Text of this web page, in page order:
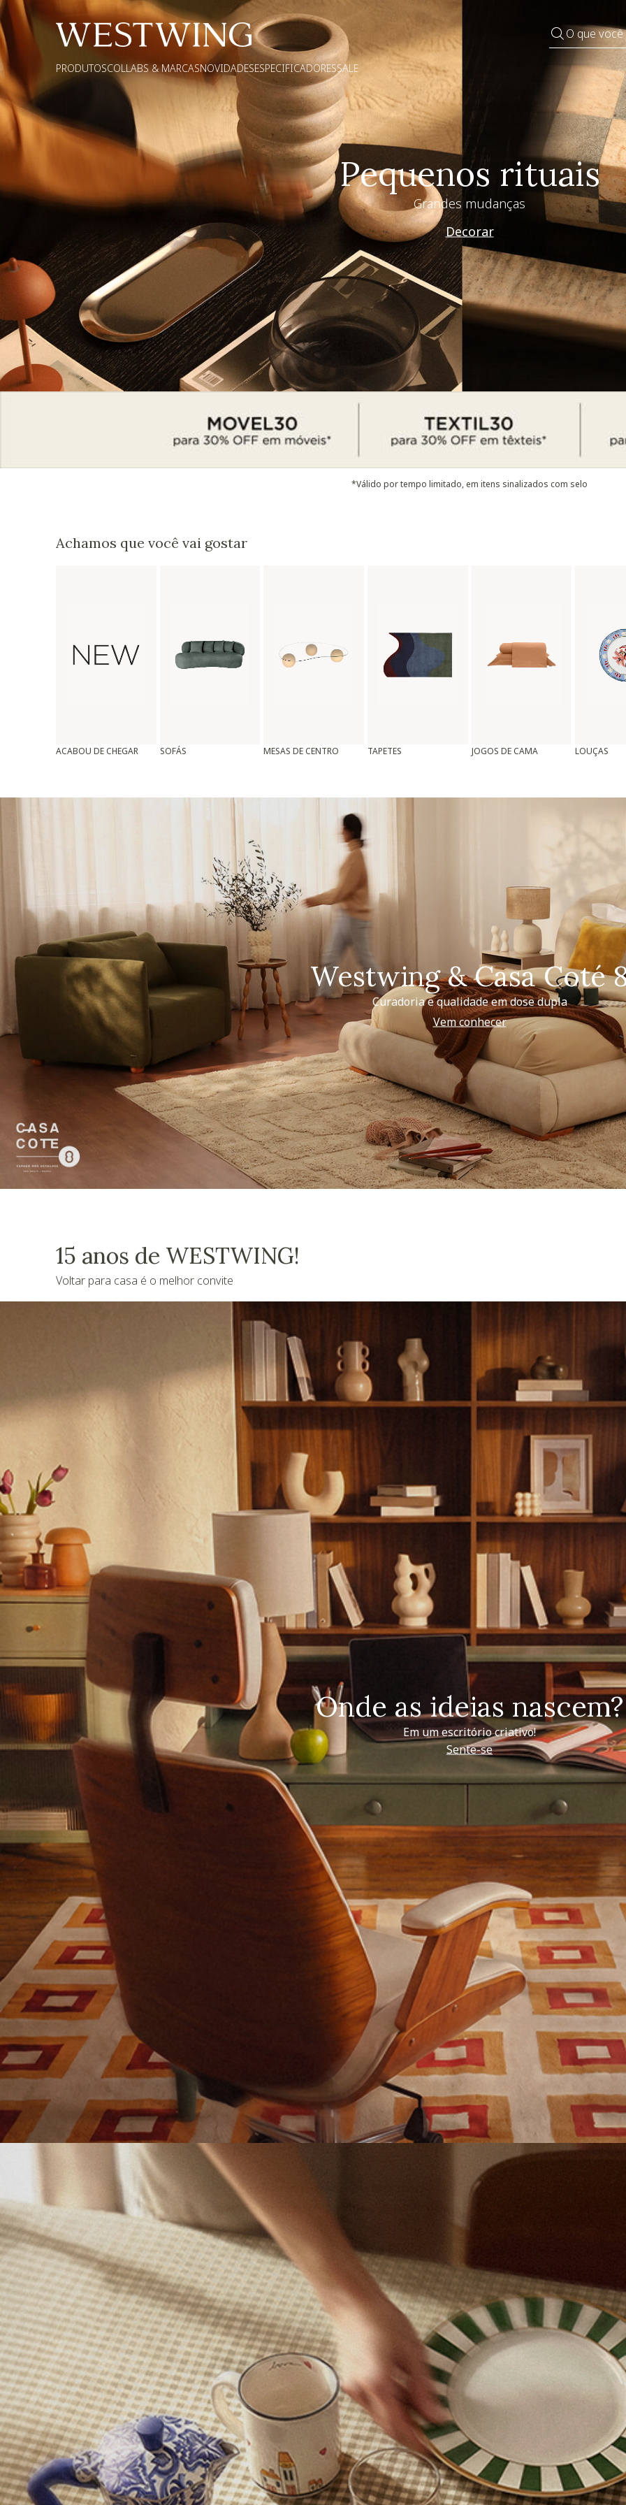
O que
PRODUTOSCOLLABS & MARCASNOVIDADESESPECIFICADORESSALE
Pequenos rituais
Grandes mudanças
Decorar
*Válido por tempo limitado, em itens sinalizados com selo
Achamos que você vai gostar
ACABOU DE CHEGAR SOFÁS MESAS DE CENTRO TAPETES JOGOS DE CAMA LOUÇAS
Westwing & Casa Coté
Curadoria e qualidade em dose dupla
Vem conhecer
15 anos de WESTWING!
Voltar para casa é o melhor convite
Onde as ideias nascem?
Em um escritório criativo!
Sente-se